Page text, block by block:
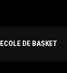
ECOLE DE BASKET